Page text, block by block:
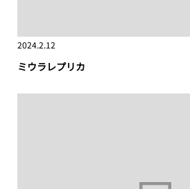
2024.2.12
ミウラレプリカ